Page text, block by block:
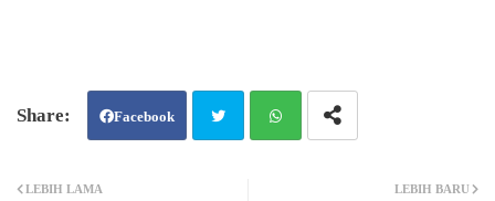
Facebook
LEBIH BARU
LEBIH LAMA